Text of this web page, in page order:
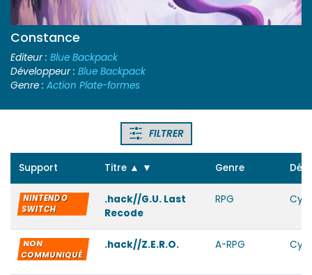
Constance
Editeur : Blue Backpack
Développeur : Blue Backpack
Genre : Action Plate-formes
FILTRER
Support Titre ▲ ▼ Genre
NINTENDO
SWITCH
.hack//G.U. Last
Recode
RPG
NON
COMMUNIQUÉ
.hack//Z.E.R.O. A-RPG